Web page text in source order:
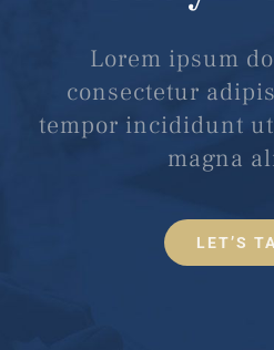
Lorem ipsum
consectetur
tempor incididunt
magna
LET’S